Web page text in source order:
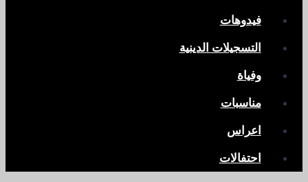
فيدوهات
التسجيلات الدينية
وفياة
مناسبات
اعراس
احتفالات